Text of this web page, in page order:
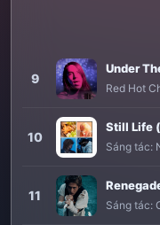
9
Under
Red Hot
10
Still Life (
Sáng tác:
11
Sáng tác: